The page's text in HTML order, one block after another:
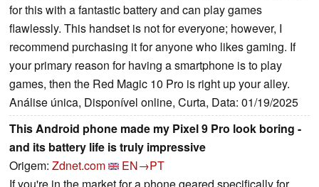
for this with a fantastic battery and can play games
flawlessly. This handset is not for everyone; however, I
recommend purchasing it for anyone who likes gaming. If
your primary reason for having a smartphone is to play
games, then the Red Magic 10 Pro is right up your alley.
Análise única, Disponível online, Curta, Data: 01/19/2025
This Android phone made my Pixel 9 Pro look boring -
and its battery life is truly impressive
Origem: Zdnet.com
EN→PT
If you're in the market for a phone geared specifically for